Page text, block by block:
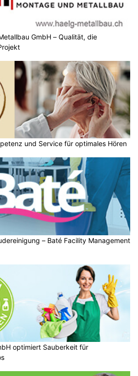
GmbH – Qualität, die
und Service für optimales Hören
– Baté Facility Management
optimiert Sauberkeit für